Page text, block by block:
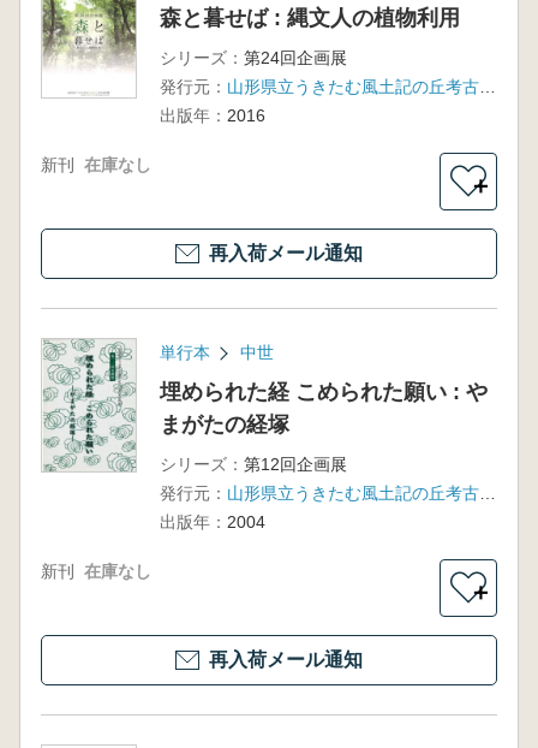
森と暮せば : 縄文人の植物利用
シリーズ： 第24回企画展
発行元：
山形県立うきたむ風土記の丘考古資料館
出版年： 2016
新刊 在庫なし
＋
再入荷メール通知
単行本 中世
埋められた経 こめられた願い : や
まがたの経塚
シリーズ： 第12回企画展
発行元：
山形県立うきたむ風土記の丘考古資料館
出版年： 2004
新刊 在庫なし
＋
再入荷メール通知